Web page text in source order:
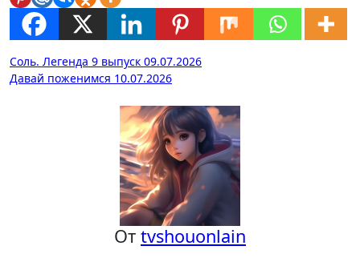
Навигация
по
Соль. Легенда 9 выпуск 09.07.2026
Давай поженимся 10.07.2026
От tvshouonlain